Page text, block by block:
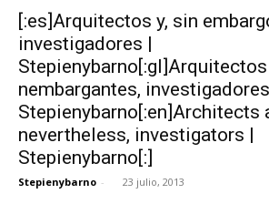
[:es]Arquitectos y, sin
investigadores |
Stepienybarno[:gl]Arquitectos
nembargantes,
Stepienybarno[:en]Architects
nevertheless, investigators |
Stepienybarno[:]
Stepienybarno - 23 julio, 2013